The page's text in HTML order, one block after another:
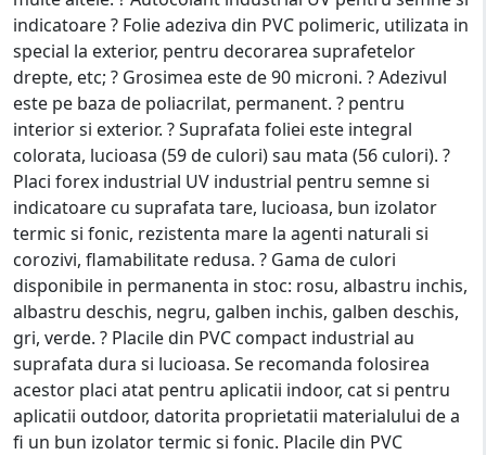
indicatoare ? Folie adeziva din PVC polimeric, utilizata in
special la exterior, pentru decorarea suprafetelor
drepte, etc; ? Grosimea este de 90 microni. ? Adezivul
este pe baza de poliacrilat, permanent. ? pentru
interior si exterior. ? Suprafata foliei este integral
colorata, lucioasa (59 de culori) sau mata (56 culori). ?
Placi forex industrial UV industrial pentru semne si
indicatoare cu suprafata tare, lucioasa, bun izolator
termic si fonic, rezistenta mare la agenti naturali si
corozivi, flamabilitate redusa. ? Gama de culori
disponibile in permanenta in stoc: rosu, albastru inchis,
albastru deschis, negru, galben inchis, galben deschis,
gri, verde. ? Placile din PVC compact industrial au
suprafata dura si lucioasa. Se recomanda folosirea
acestor placi atat pentru aplicatii indoor, cat si pentru
aplicatii outdoor, datorita proprietatii materialului de a
fi un bun izolator termic si fonic. Placile din PVC